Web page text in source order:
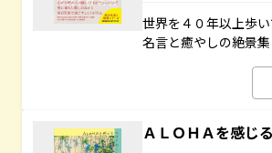
世界を４０年以上歩
名言と癒やしの絶景集
ＡＬＯＨＡを感じ